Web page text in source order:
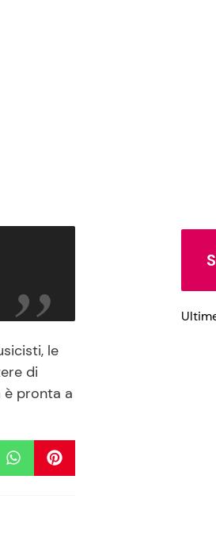
le
di
è pronta a